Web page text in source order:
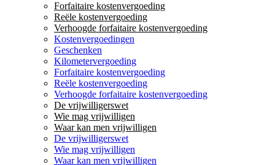
Forfaitaire kostenvergoeding
Reële kostenvergoeding
Verhoogde forfaitaire kostenvergoeding
Kostenvergoedingen
Geschenken
Kilometervergoeding
Forfaitaire kostenvergoeding
Reële kostenvergoeding
Verhoogde forfaitaire kostenvergoeding
De vrijwilligerswet
Wie mag vrijwilligen
Waar kan men vrijwilligen
De vrijwilligerswet
Wie mag vrijwilligen
Waar kan men vrijwilligen